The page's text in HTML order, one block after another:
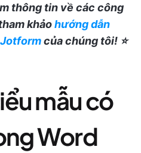
thông tin về các công
khảohướng dẫn
của chúng tôi! ⭐️
mẫu có
Word